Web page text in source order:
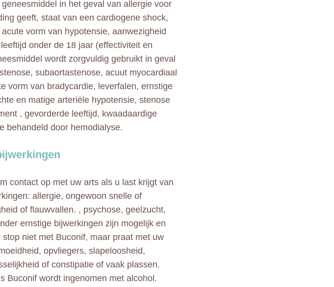
in het geval van allergie voor
geeft, staat van een cardiogene shock,
vorm van hypotensie, aanwezigheid
onder de 18 jaar (effectiviteit en
wordt zorgvuldig gebruikt in geval
subaortastenose, acuut myocardiaal
vorm van bradycardie, leverfalen, ernstige
en matige arteriële hypotensie, stenose
, gevorderde leeftijd, kwaadaardige
behandeld door hemodialyse.
contact op met uw arts als u last krijgt van
allergie, ongewoon snelle of
of flauwvallen. , psychose, geelzucht,
ernstige bijwerkingen zijn mogelijk en
niet met Buconif, maar praat met uw
opvliegers, slapeloosheid,
of constipatie of vaak plassen.
Buconif wordt ingenomen met alcohol.